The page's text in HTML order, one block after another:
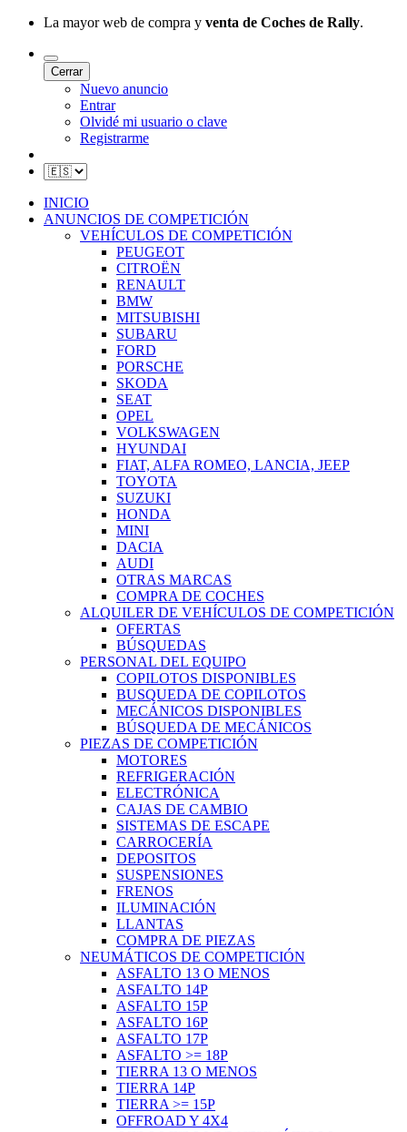
La mayor web de compra y venta de Coches de Rally.
Cerrar
Nuevo anuncio
Entrar
Olvidé mi usuario o clave
Registrarme
INICIO
ANUNCIOS DE COMPETICIÓN
VEHÍCULOS DE COMPETICIÓN
PEUGEOT
CITROËN
RENAULT
BMW
MITSUBISHI
SUBARU
FORD
PORSCHE
SKODA
SEAT
OPEL
VOLKSWAGEN
HYUNDAI
FIAT, ALFA ROMEO, LANCIA, JEEP
TOYOTA
SUZUKI
HONDA
MINI
DACIA
AUDI
OTRAS MARCAS
COMPRA DE COCHES
ALQUILER DE VEHÍCULOS DE COMPETICIÓN
OFERTAS
BÚSQUEDAS
PERSONAL DEL EQUIPO
COPILOTOS DISPONIBLES
BUSQUEDA DE COPILOTOS
MECÁNICOS DISPONIBLES
BÚSQUEDA DE MECÁNICOS
PIEZAS DE COMPETICIÓN
MOTORES
REFRIGERACIÓN
ELECTRÓNICA
CAJAS DE CAMBIO
SISTEMAS DE ESCAPE
CARROCERÍA
DEPOSITOS
SUSPENSIONES
FRENOS
ILUMINACIÓN
LLANTAS
COMPRA DE PIEZAS
NEUMÁTICOS DE COMPETICIÓN
ASFALTO 13 O MENOS
ASFALTO 14P
ASFALTO 15P
ASFALTO 16P
ASFALTO 17P
ASFALTO >= 18P
TIERRA 13 O MENOS
TIERRA 14P
TIERRA >= 15P
OFFROAD Y 4X4